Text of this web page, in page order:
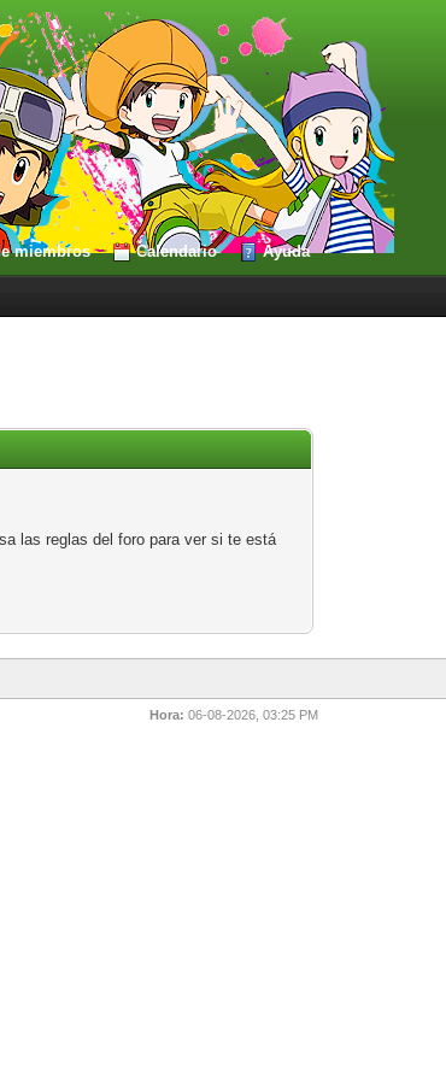
miembros Calendario Ayuda
las reglas del foro para ver si te está
Hora: 06-08-2026, 03:25 PM